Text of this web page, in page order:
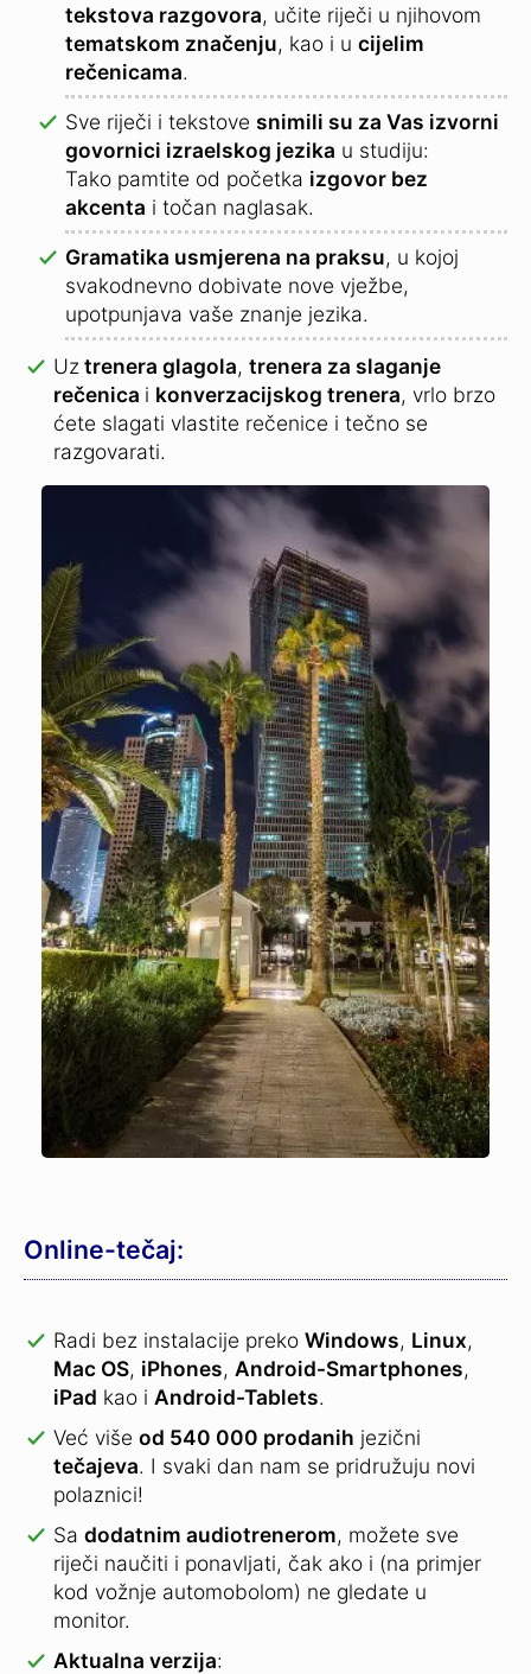
tekstova razgovora, učite riječi u njihovom
tematskom značenju, kao i u cijelim
rečenicama.
Sve riječi i tekstove snimili su za Vas izvorni
govornici izraelskog jezika u studiju:
Tako pamtite od početka izgovor bez
akcenta i točan naglasak.
Gramatika usmjerena na praksu, u kojoj
svakodnevno dobivate nove vježbe,
upotpunjava vaše znanje jezika.
Uz trenera glagola, trenera za slaganje
rečenica i konverzacijskog trenera, vrlo brzo
ćete slagati vlastite rečenice i tečno se
razgovarati.
Online-tečaj:
Radi bez instalacije preko Windows, Linux,
Mac OS, iPhones, Android-Smartphones,
iPad kao i Android-Tablets.
Već više od 540 000 prodanih jezični
tečajeva. I svaki dan nam se pridružuju novi
polaznici!
Sa dodatnim audiotrenerom, možete sve
riječi naučiti i ponavljati, čak ako i (na primjer
kod vožnje automobolom) ne gledate u
monitor.
Aktualna verzija: